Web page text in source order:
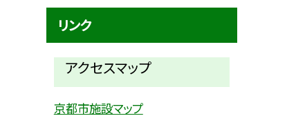
リンク
アクセスマップ
京都市施設マップ